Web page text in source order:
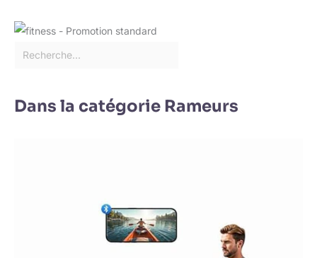
Dans la catégorie Rameurs